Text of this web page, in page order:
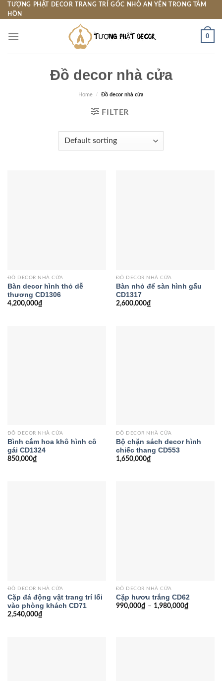
Skip
to
TƯỢNG PHẬT DECOR TRANG TRÍ GÓC NHỎ AN YÊN TRONG TÂM
HỒN
0
Đồ decor nhà cửa
Home / Đồ decor nhà cửa
FILTER
ĐỒ DECOR NHÀ CỬA
Bàn decor hình thỏ dễ
thương CD1306
4,200,000₫
ĐỒ DECOR NHÀ CỬA
Bàn nhỏ để sàn hình gấu
CD1317
2,600,000₫
ĐỒ DECOR NHÀ CỬA
Bình cắm hoa khô hình cô
gái CD1324
850,000₫
ĐỒ DECOR NHÀ CỬA
Bộ chặn sách decor hình
chiếc thang CD553
1,650,000₫
ĐỒ DECOR NHÀ CỬA
Cặp đá động vật trang trí lối
vào phòng khách CD71
2,540,000₫
ĐỒ DECOR NHÀ CỬA
Cặp hươu trắng CD62
990,000₫ – 1,980,000₫